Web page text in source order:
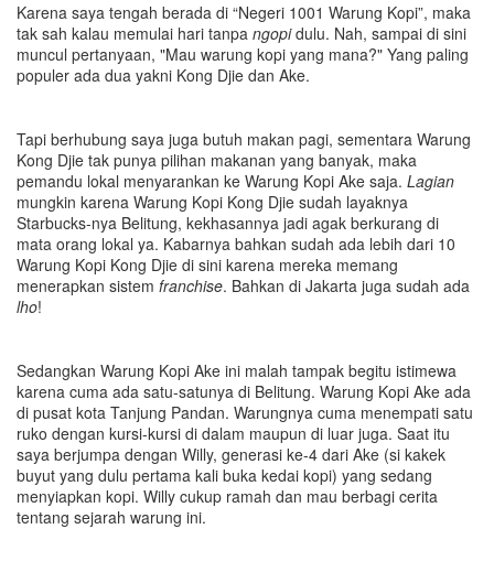
Karena saya tengah berada di “Negeri 1001 Warung Kopi”, maka
tak sah kalau memulai hari tanpa ngopidulu. Nah, sampai di sini
muncul pertanyaan, "Mau warung kopi yang mana?" Yang paling
populer ada dua yakni Kong Djie dan Ake.
Tapi berhubung saya juga butuh makan pagi, sementara Warung
Kong Djie tak punya pilihan makanan yang banyak, maka
pemandu lokal menyarankan ke Warung Kopi Ake saja. Lagian
mungkin karena Warung Kopi Kong Djie sudah layaknya
Starbucks-nya Belitung, kekhasannya jadi agak berkurang di
mata orang lokal ya. Kabarnya bahkan sudah ada lebih dari 10
Warung Kopi Kong Djie di sini karena mereka memang
menerapkan sistem franchise. Bahkan di Jakarta juga sudah ada
lho!
Sedangkan Warung Kopi Ake ini malah tampak begitu istimewa
karena cuma ada satu-satunya di Belitung. Warung Kopi Ake ada
di pusat kota Tanjung Pandan. Warungnya cuma menempati satu
ruko dengan kursi-kursi di dalam maupun di luar juga. Saat itu
saya berjumpa dengan Willy, generasi ke-4 dari Ake (si kakek
buyut yang dulu pertama kali buka kedai kopi) yang sedang
menyiapkan kopi. Willy cukup ramah dan mau berbagi cerita
tentang sejarah warung ini.